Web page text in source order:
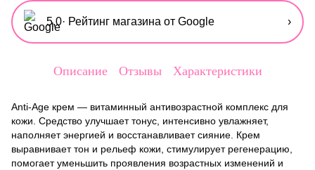
5,0· Рейтинг магазина от Google ›
Описание Отзывы Характеристики
Anti-Age крем — витаминный антивозрастной комплекс для
кожи. Средство улучшает тонус, интенсивно увлажняет,
наполняет энергией и восстанавливает сияние. Крем
выравнивает тон и рельеф кожи, стимулирует регенерацию,
помогает уменьшить проявления возрастных изменений и